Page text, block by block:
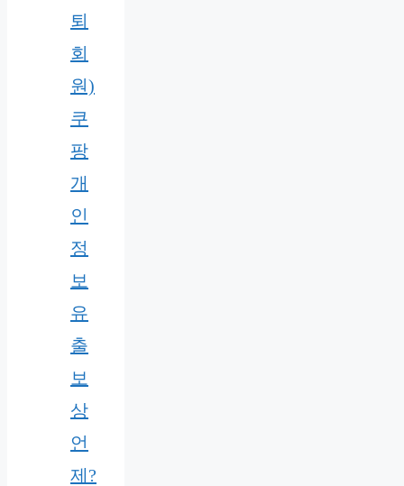
퇴
회
원)
쿠
팡
개
인
정
보
유
출
보
상
언
제?